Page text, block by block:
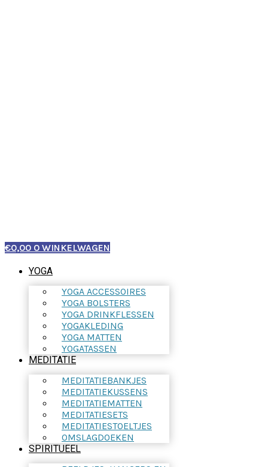
€0,00 0 WINKELWAGEN
YOGA
YOGA ACCESSOIRES
YOGA BOLSTERS
YOGA DRINKFLESSEN
YOGAKLEDING
YOGA MATTEN
YOGATASSEN
MEDITATIE
MEDITATIEBANKJES
MEDITATIEKUSSENS
MEDITATIEMATTEN
MEDITATIESETS
MEDITATIESTOELTJES
OMSLAGDOEKEN
SPIRITUEEL